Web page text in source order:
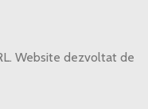
Website dezvoltat de